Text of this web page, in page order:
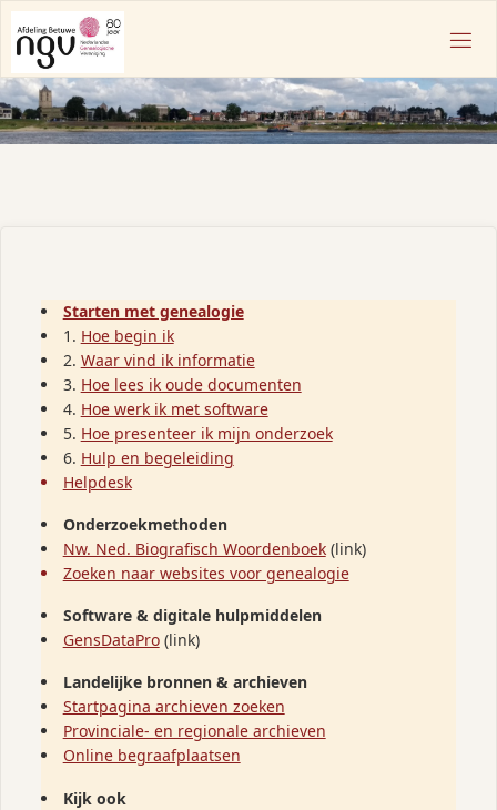
naar
inhoud
V
A
B
E
U
W
E
Starten met genealogie
1. Hoe begin ik
2. Waar vind ik informatie
3. Hoe lees ik oude documenten
4. Hoe werk ik met software
5. Hoe presenteer ik mijn onderzoek
6. Hulp en begeleiding
Helpdesk
Onderzoekmethoden
Nw. Ned. Biografisch Woordenboek(link)
Zoeken naar websites voor genealogie
Software & digitale hulpmiddelen
GensDataPro(link)
Landelijke bronnen & archieven
Startpagina archieven zoeken
Provinciale- en regionale archieven
Online begraafplaatsen
Kijk ook